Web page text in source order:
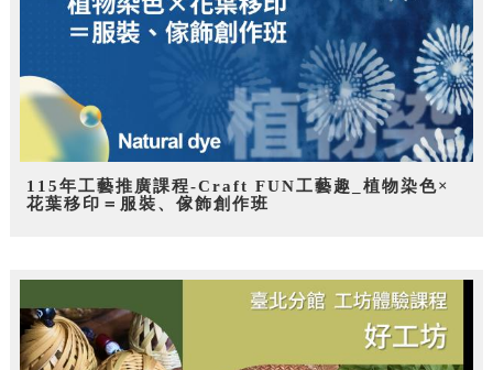
115年工藝推廣課程-Craft FUN工藝趣_植物染色×
花葉移印＝服裝、傢飾創作班